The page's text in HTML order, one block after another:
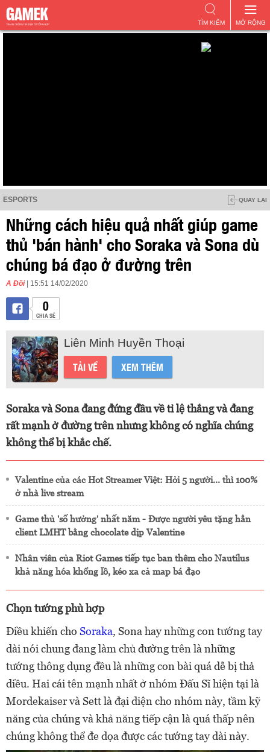
MỞ RỘNG
TÌM KIẾM
ESPORTS QUAY LẠI
Những cách hiệu quả nhất giúp game
thủ 'bán hành' cho Soraka và Sona dù
chúng bá đạo ở đường trên
A Đồi | 15:51 14/02/2020
0
CHIA SẺ
Liên Minh Huyền Thoại
TẢI VỀ XEM THÊM
Soraka và Sona đang đứng đầu về tỉ lệ thắng và đang
rất mạnh ở đường trên nhưng không có nghĩa chúng
không thể bị khắc chế.
Valentine của các Hot Streamer Việt: Hỏi 5 người... thì 100%
ở nhà live stream
Game thủ 'số hưởng' nhất năm - Được người yêu tặng hẳn
client LMHT bằng chocolate dịp Valentine
Nhân viên của Riot Games tiếp tục ban thêm cho Nautilus
khả năng hóa khổng lồ, kéo xa cả map bá đạo
Chọn tướng phù hợp
Điều khiến cho Soraka, Sona hay những con tướng tay
dài nói chung đang làm chủ đường trên là những
tướng thông dụng đều là những con bài quá dễ bị thả
diều. Hai cái tên mạnh nhất ở nhóm Đấu Sĩ hiện tại là
Mordekaiser và Sett là đại diện cho nhóm này, tầm kỹ
năng của chúng và khả năng tiếp cận là quá thấp nên
chúng không thể đe dọa được các tướng tay dài này.